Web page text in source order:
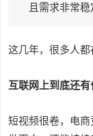
且需求非常
这几年，很多人都
互联网上到底还有
短视频很卷，电